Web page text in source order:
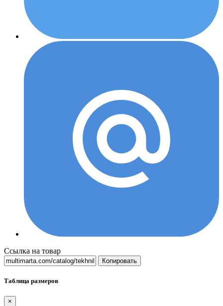
Ссылка на товар
Копировать
Таблица размеров
×